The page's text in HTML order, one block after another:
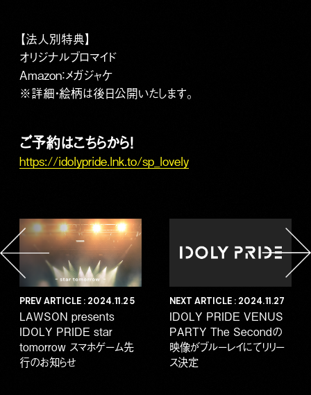
【法人別特典】
オリジナルブロマイド
Amazon：メガジャケ
※詳細・絵柄は後日公開いたします。
ご予約はこちらから！
https://idolypride.lnk.to/sp_lovely
PREV ARTICLE : 2024.11.25
LAWSON presents
IDOLY PRIDE star
tomorrow スマホゲーム先
行のお知らせ
NEXT ARTICLE : 2024.11.27
IDOLY PRIDE VENUS
PARTY The Secondの
映像がブルーレイにてリリー
ス決定